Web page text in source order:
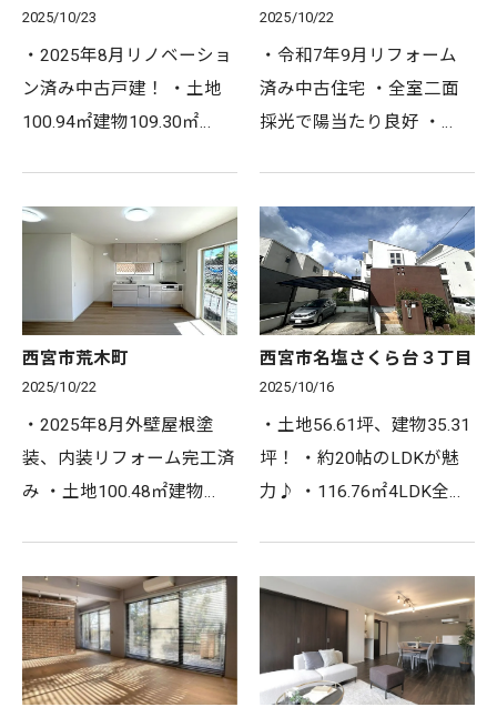
2025/10/23
・2025年8月リノベーショ
ン済み中古戸建！ ・土地
100.94㎡建物109.30㎡
あり収納充実！ ●●アクセ
ス●● →阪急今津線『小
林』駅まで徒歩17分
◇◆◇2025年リノベ…
2025/10/22
・令和7年9月リフォーム
済み中古住宅 ・全室二面
採光で陽当たり良好 ・
徒歩約4分、スーパー徒歩
約7分！ ・土地95.03㎡建
物97.29㎡4LDK ・駐車ス
ペース1台…
西宮市荒木町
2025/10/22
・2025年8月外壁屋根塗
装、内装リフォーム完工済
み ・土地100.48㎡建物
歩1分とお子様の通学も安
心♪ ・徒歩圏内にスーパ
ーや医療施設あり生活環境
充実☆ ●…
西宮市名塩さくら台３丁目
2025/10/16
・土地56.61坪、建物35.31
坪！ ・約20帖のLDKが魅
力♪ ・116.76㎡4LDK全居
ッドデッキテラスあり ・
バス停から徒歩3分 ●●アク
セス●● →JR福知山線『西
宮…